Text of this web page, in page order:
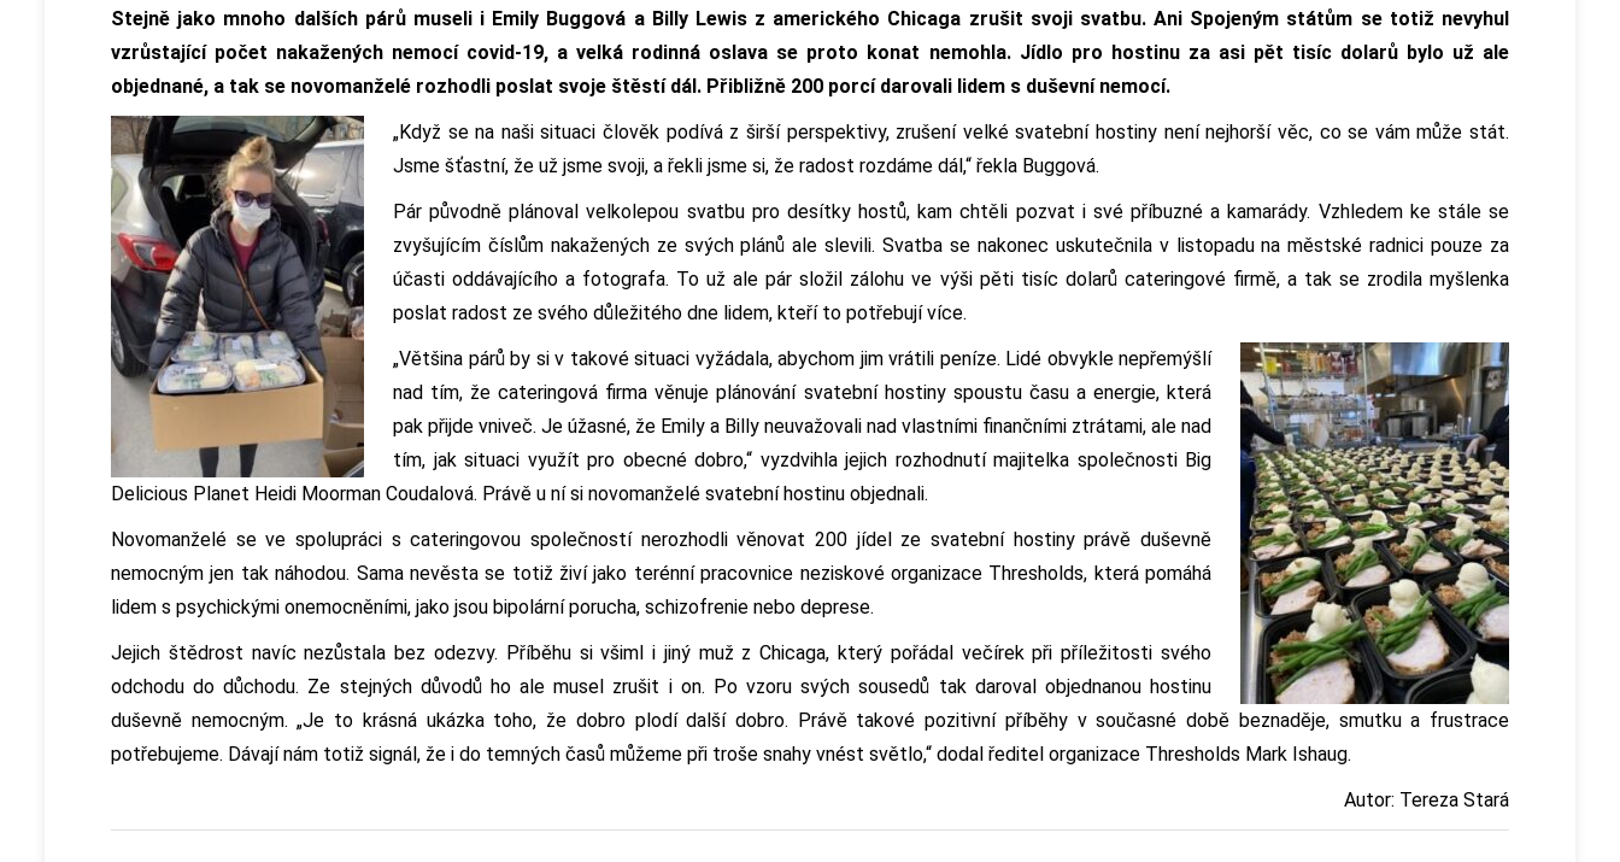
Stejně jako mnoho dalších párů museli i Emily Buggová a Billy Lewis z amerického Chicaga zrušit svoji svatbu. Ani Spojeným státům se totiž nevyhul
vzrůstající počet nakažených nemocí covid-19, a velká rodinná oslava se proto konat nemohla. Jídlo pro hostinu za asi pět tisíc dolarů bylo už ale
objednané, a tak se novomanželé rozhodli poslat svoje štěstí dál. Přibližně 200 porcí darovali lidem s duševní nemocí.
„Když se na naši situaci člověk podívá z širší perspektivy, zrušení velké svatební hostiny není nejhorší věc, co se vám může stát.
Jsme šťastní, že už jsme svoji, a řekli jsme si, že radost rozdáme dál,“ řekla Buggová.
Pár původně plánoval velkolepou svatbu pro desítky hostů, kam chtěli pozvat i své příbuzné a kamarády. Vzhledem ke stále se
zvyšujícím číslům nakažených ze svých plánů ale slevili. Svatba se nakonec uskutečnila v listopadu na městské radnici pouze za
účasti oddávajícího a fotografa. To už ale pár složil zálohu ve výši pěti tisíc dolarů cateringové firmě, a tak se zrodila myšlenka
poslat radost ze svého důležitého dne lidem, kteří to potřebují více.
„Většina párů by si v takové situaci vyžádala, abychom jim vrátili peníze. Lidé obvykle nepřemýšlí
nad tím, že cateringová firma věnuje plánování svatební hostiny spoustu času a energie, která
pak přijde vniveč. Je úžasné, že Emily a Billy neuvažovali nad vlastními finančními ztrátami, ale nad
tím, jak situaci využít pro obecné dobro,“ vyzdvihla jejich rozhodnutí majitelka společnosti Big
Delicious Planet Heidi Moorman Coudalová. Právě u ní si novomanželé svatební hostinu objednali.
Novomanželé se ve spolupráci s cateringovou společností nerozhodli věnovat 200 jídel ze svatební hostiny právě duševně
nemocným jen tak náhodou. Sama nevěsta se totiž živí jako terénní pracovnice neziskové organizace Thresholds, která pomáhá
lidem s psychickými onemocněními, jako jsou bipolární porucha, schizofrenie nebo deprese.
Jejich štědrost navíc nezůstala bez odezvy. Příběhu si všiml i jiný muž z Chicaga, který pořádal večírek při příležitosti svého
odchodu do důchodu. Ze stejných důvodů ho ale musel zrušit i on. Po vzoru svých sousedů tak daroval objednanou hostinu
duševně nemocným. „Je to krásná ukázka toho, že dobro plodí další dobro. Právě takové pozitivní příběhy v současné době beznaděje, smutku a frustrace
potřebujeme. Dávají nám totiž signál, že i do temných časů můžeme při troše snahy vnést světlo,“ dodal ředitel organizace Thresholds Mark Ishaug.
Autor: Tereza Stará